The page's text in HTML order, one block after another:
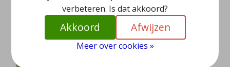
Bekijken Bekijken
verbeteren. Is dat akkoord?
Akkoord Afwijzen
Meer over cookies »